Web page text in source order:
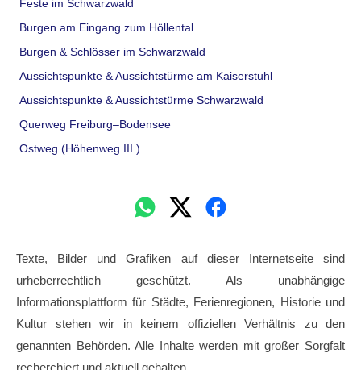
Feste im Schwarzwald
Burgen am Eingang zum Höllental
Burgen & Schlösser im Schwarzwald
Aussichtspunkte & Aussichtstürme am Kaiserstuhl
Aussichtspunkte & Aussichtstürme Schwarzwald
Querweg Freiburg–Bodensee
Ostweg (Höhenweg III.)
Texte, Bilder und Grafiken auf dieser Internetseite sind
urheberrechtlich geschützt. Als unabhängige
Informationsplattform für Städte, Ferienregionen, Historie und
Kultur stehen wir in keinem offiziellen Verhältnis zu den
genannten Behörden. Alle Inhalte werden mit großer Sorgfalt
recherchiert und aktuell gehalten.